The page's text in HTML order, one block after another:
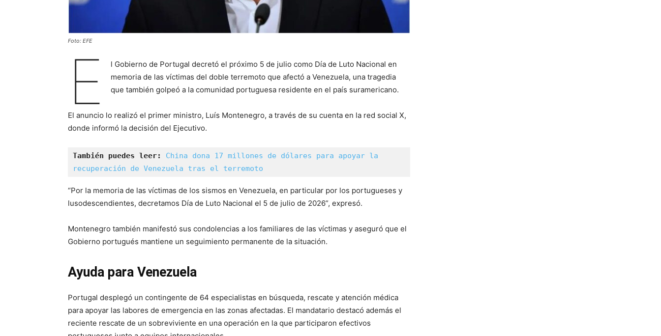
Foto: EFE
E
l Gobierno de Portugal decretó el próximo 5 de julio como Día de Luto Nacional en
memoria de las víctimas del doble terremoto que afectó a Venezuela, una tragedia
que también golpeó a la comunidad portuguesa residente en el país suramericano.
El anuncio lo realizó el primer ministro, Luís Montenegro, a través de su cuenta en la red social X,
donde informó la decisión del Ejecutivo.
También puedes leer:
China dona 17 millones de dólares para apoyar la
recuperación de Venezuela tras el terremoto
“Por la memoria de las víctimas de los sismos en Venezuela, en particular por los portugueses y
lusodescendientes, decretamos Día de Luto Nacional el 5 de julio de 2026”, expresó.
Montenegro también manifestó sus condolencias a los familiares de las víctimas y aseguró que el
Gobierno portugués mantiene un seguimiento permanente de la situación.
Ayuda para Venezuela
Portugal desplegó un contingente de 64 especialistas en búsqueda, rescate y atención médica
para apoyar las labores de emergencia en las zonas afectadas. El mandatario destacó además el
reciente rescate de un sobreviviente en una operación en la que participaron efectivos